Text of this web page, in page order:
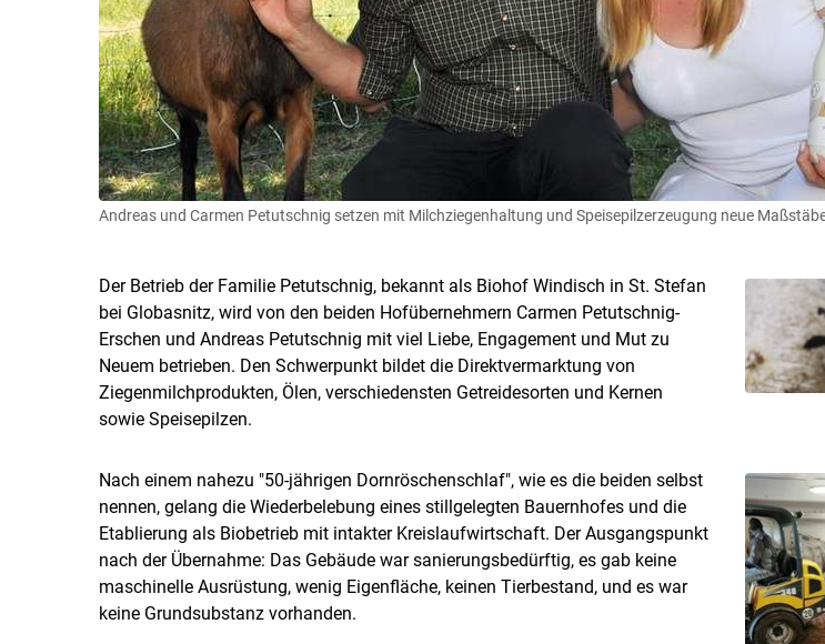
Skip to main
Andreas und Carmen Petutschnig setzen mit Milchziegenhaltung und Speisepilzerzeugung neue
Der Betrieb der Familie Petutschnig, bekannt als Biohof Windisch in St. Stefan
bei Globasnitz, wird von den beiden Hofübernehmern Carmen Petutschnig-
Erschen und Andreas Petutschnig mit viel Liebe, Engagement und Mut zu
Neuem betrieben. Den Schwerpunkt bildet die Direktvermarktung von
Ziegenmilchprodukten, Ölen, verschiedensten Getreidesorten und Kernen
sowie Speisepilzen.
Nach einem nahezu "50-jährigen Dornröschenschlaf", wie es die beiden selbst
nennen, gelang die Wiederbelebung eines stillgelegten Bauernhofes und die
Etablierung als Biobetrieb mit intakter Kreislaufwirtschaft. Der Ausgangspunkt
nach der Übernahme: Das Gebäude war sanierungsbedürftig, es gab keine
maschinelle Ausrüstung, wenig Eigenfläche, keinen Tierbestand, und es war
keine Grundsubstanz vorhanden.